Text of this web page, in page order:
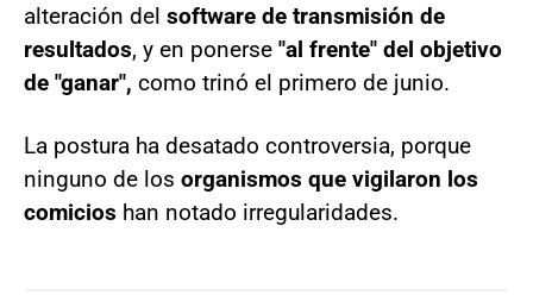
alteración del software de transmisión de
resultados, y en ponerse "al frente" del objetivo
de "ganar", como trinó el primero de junio.
La postura ha desatado controversia, porque
ninguno de los organismos que vigilaron los
comicios han notado irregularidades.